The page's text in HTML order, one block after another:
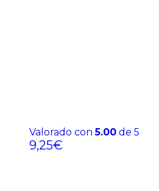
Valorado con5.00 de 5
9,25€